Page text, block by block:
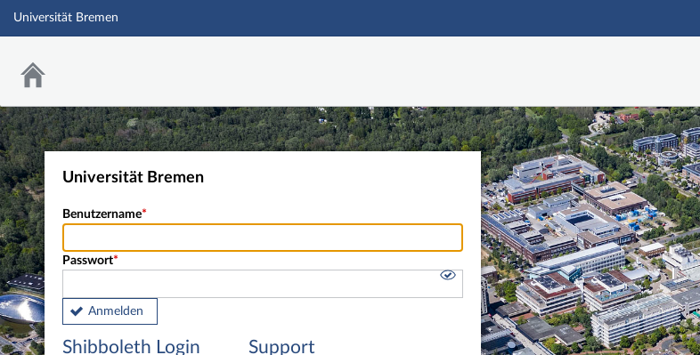
Hauptnavigation
Universität Bremen
Universität Bremen
Benutzername
Passwort
Anmelden
Shibboleth Login Support